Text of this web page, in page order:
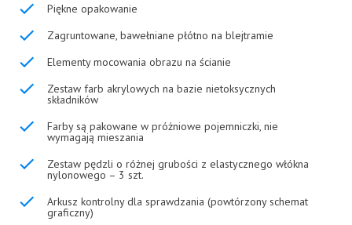
Piękne opakowanie
Zagruntowane, bawełniane płótno na blejtramie
Elementy mocowania obrazu na ścianie
Zestaw farb akrylowych na bazie nietoksycznych
składników
Farby są pakowane w próżniowe pojemniczki, nie
wymagają mieszania
Zestaw pędzli o różnej grubości z elastycznego włókna
nylonowego – 3 szt.
Arkusz kontrolny dla sprawdzania (powtórzony schemat
graficzny)